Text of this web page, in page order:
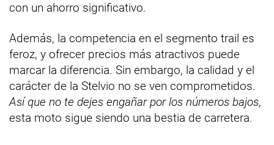
con un ahorro significativo.
Además, la competencia en el segmento trail es
feroz, y ofrecer precios más atractivos puede
marcar la diferencia. Sin embargo, la calidad y el
carácter de la Stelvio no se ven comprometidos.
Así que no te dejes engañar por los números bajos,
esta moto sigue siendo una bestia de carretera.